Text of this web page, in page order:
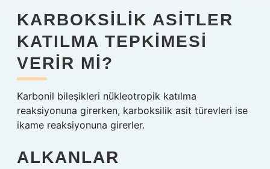
KARBOKSILIK ASITLER
KATILMA TEPKIMESI
VERIR MI?
Karbonil bileşikleri nükleotropik katılma
reaksiyonuna girerken, karboksilik asit türevleri ise
ikame reaksiyonuna girerler.
ALKANLAR